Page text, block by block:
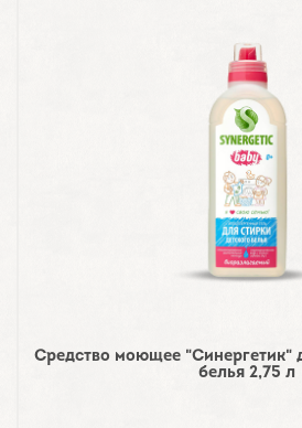
Средство моющее "Синергетик"
белья 2,75 л